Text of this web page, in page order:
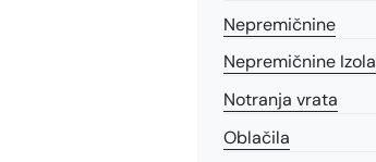
Nepremičnine
Nepremičnine Izola
Notranja vrata
Oblačila